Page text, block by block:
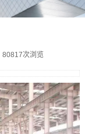
80817次浏览